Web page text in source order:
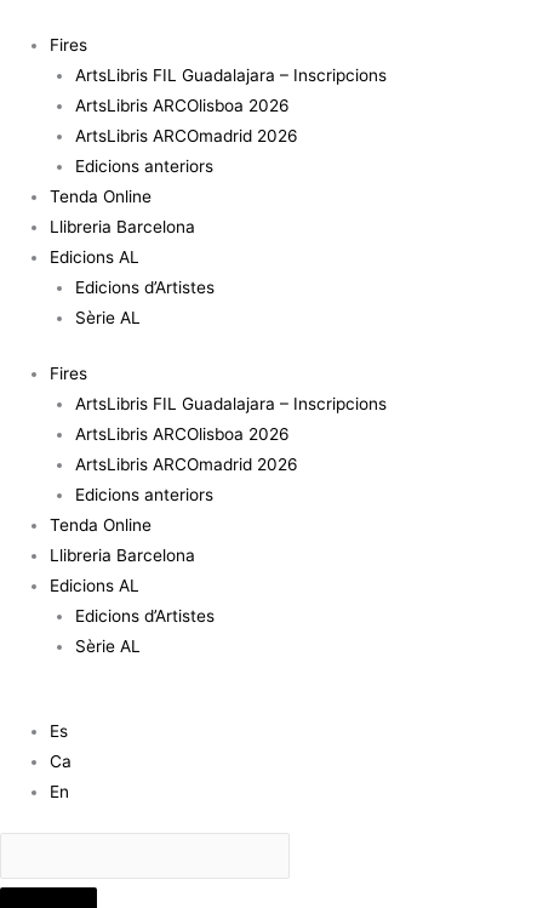
contingut
Fires
ArtsLibris FIL Guadalajara – Inscripcions
ArtsLibris ARCOlisboa 2026
ArtsLibris ARCOmadrid 2026
Edicions anteriors
Tenda Online
Llibreria Barcelona
Edicions AL
Edicions d’Artistes
Sèrie AL
Fires
ArtsLibris FIL Guadalajara – Inscripcions
ArtsLibris ARCOlisboa 2026
ArtsLibris ARCOmadrid 2026
Edicions anteriors
Tenda Online
Llibreria Barcelona
Edicions AL
Edicions d’Artistes
Sèrie AL
Es
Ca
En